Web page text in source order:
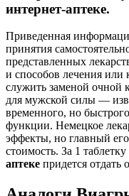
интернет-аптеке.
Приведенная
принятия
представленных
и способов лечения
служить заменой очной
для мужской силы —
временного, но
функции. Немецкое
эффекты, но главный
стоимость. За 1
аптеке придется отдать